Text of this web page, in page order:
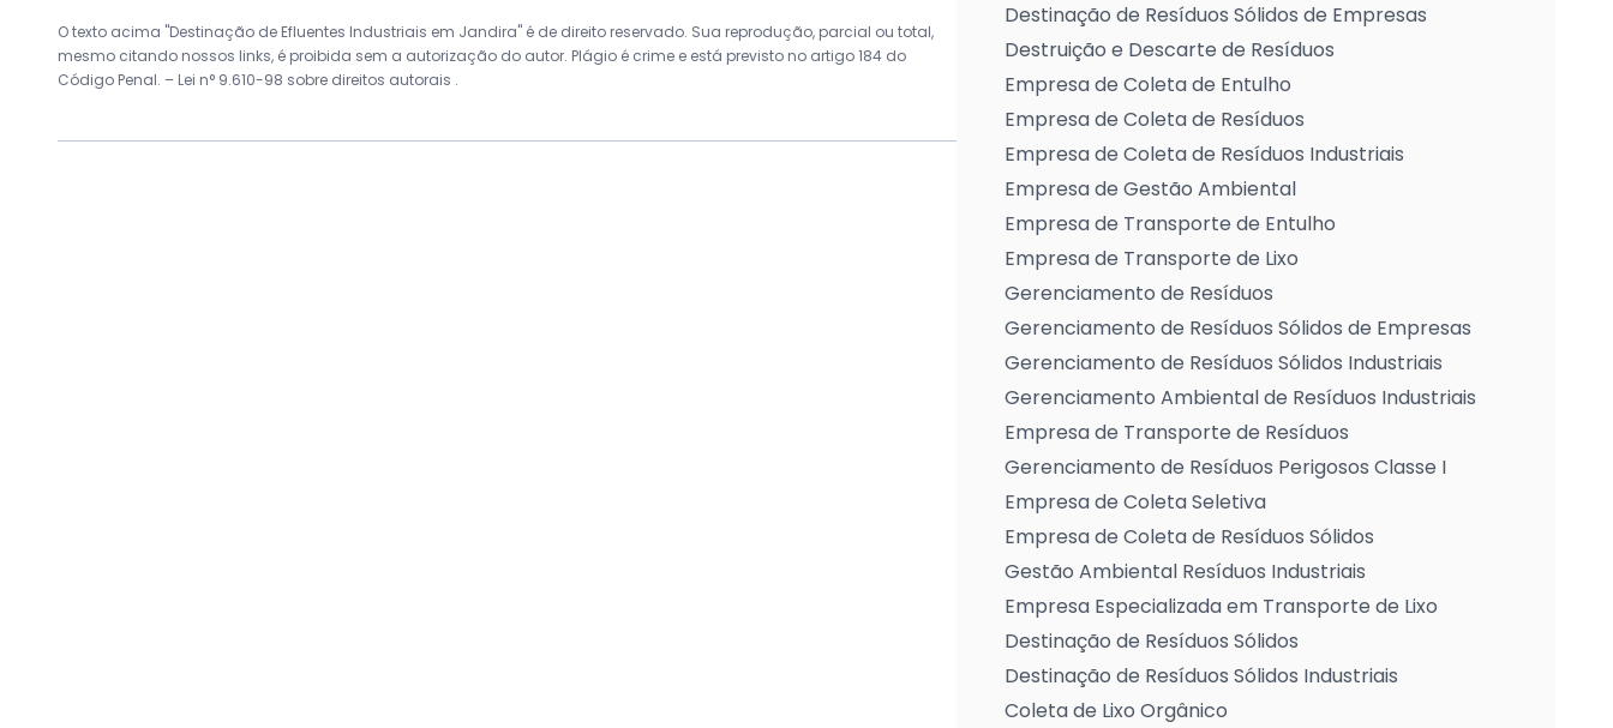
O texto acima "Destinação de Efluentes Industriais em Jandira" é de direito reservado. Sua reprodução, parcial ou total,
mesmo citando nossos links, é proibida sem a autorização do autor. Plágio é crime e está previsto no artigo 184 do
Código Penal. – Lei n° 9.610-98 sobre direitos autorais .
Destinação de Resíduos Sólidos de Empresas
Destruição e Descarte de Resíduos
Empresa de Coleta de Entulho
Empresa de Coleta de Resíduos
Empresa de Coleta de Resíduos Industriais
Empresa de Gestão Ambiental
Empresa de Transporte de Entulho
Empresa de Transporte de Lixo
Gerenciamento de Resíduos
Gerenciamento de Resíduos Sólidos de Empresas
Gerenciamento de Resíduos Sólidos Industriais
Gerenciamento Ambiental de Resíduos Industriais
Empresa de Transporte de Resíduos
Gerenciamento de Resíduos Perigosos Classe I
Empresa de Coleta Seletiva
Empresa de Coleta de Resíduos Sólidos
Gestão Ambiental Resíduos Industriais
Empresa Especializada em Transporte de Lixo
Destinação de Resíduos Sólidos
Destinação de Resíduos Sólidos Industriais
Coleta de Lixo Orgânico